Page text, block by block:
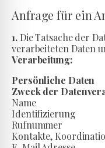
Anfrage für ein
1.Die Tatsache der
verarbeiteten Daten
Verarbeitung:
Persönliche Daten
Zweck der
Name
Identifizierung
Rufnummer
Kontakte,